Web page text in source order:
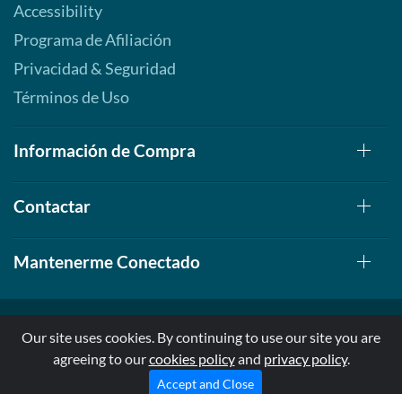
Accessibility
Programa de Afiliación
Privacidad & Seguridad
Términos de Uso
Información de Compra
Contactar
Mantenerme Conectado
© 1999-2026, AllStarHealth.com | All Rights Reserved
* Estas declaraciones no han sido evaluadas por la FDA
Our site uses cookies. By continuing to use our site you are
agreeing to ourcookies policyand privacy policy.
Accept and Close